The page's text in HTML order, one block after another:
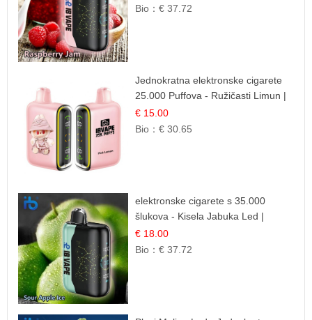
Bio：€ 37.72
Jednokratna elektronske cigarete
25.000 Puffova - Ružičasti Limun |
Osježavajuća Citrusna Aroma
€ 15.00
Bio：€ 30.65
elektronske cigarete s 35.000
šlukova - Kisela Jabuka Led |
Osježavajući Kiselo-Slatki Okus
€ 18.00
Bio：€ 37.72